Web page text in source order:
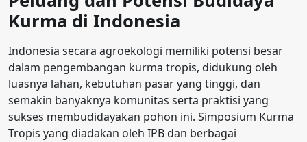
Kurma di Indonesia
Indonesia secara agroekologi memiliki potensi besar
dalam pengembangan kurma tropis, didukung oleh
luasnya lahan, kebutuhan pasar yang tinggi, dan
semakin banyaknya komunitas serta praktisi yang
sukses membudidayakan pohon ini. Simposium Kurma
Tropis yang diadakan oleh IPB dan berbagai